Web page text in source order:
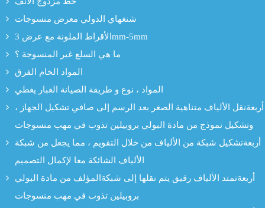
شنغهاي الدولي معرض منسوجات
الأقراط الملونة مع عرض 3mm-5mm
ما هي السلع غير المنسوجة ؟
المواد الخام الفرق
المواد ، نوع و طريقة الصيانة الغبار يغطي
أربعةنقل الألياف متناهية الصغر بعد الرسم إلى صافي تشكيل الجهاز ،
وتشكيل نموذج من مادة البولي بروبيلين تذوب في مهب منسوجات
أربعةتشكيل شبكة من الألياف من خلال التقويم ، مما يجعل من شبكة
الألياف الشائكة معا لإكمال التصميم
أربعةتمتد الألياف رقيق يتم نقلها إلى شبكةالمؤلف من مادة البولي
بروبيلين تذوب في مهب منسوجات